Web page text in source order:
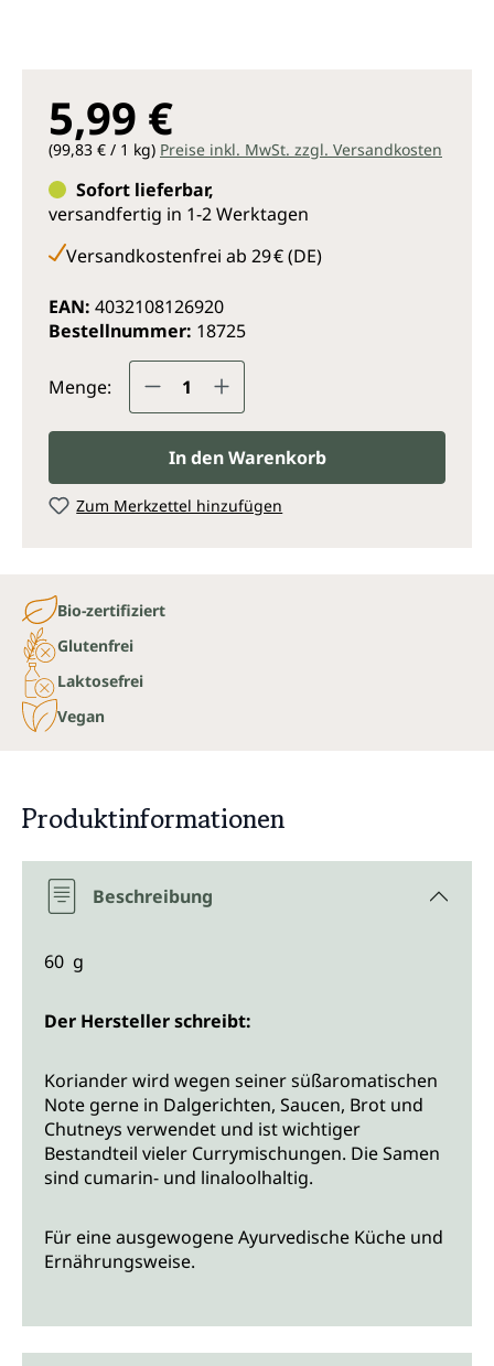
5,99 €
(99,83 € / 1 kg) Preise inkl. MwSt. zzgl. Versandkosten
Sofort lieferbar,
versandfertig in 1-2 Werktagen
Versandkostenfrei ab 29 € (DE)
EAN: 4032108126920
Bestellnummer: 18725
Menge: Produkt Anzahl: Gib den
In den Warenkorb
Zum Merkzettel hinzufügen
Bio-zertifiziert
Glutenfrei
Laktosefrei
Vegan
Produktinformationen
Beschreibung
60 g
Der Hersteller schreibt:
Koriander wird wegen seiner süßaromatischen
Note gerne in Dalgerichten, Saucen, Brot und
Chutneys verwendet und ist wichtiger
Bestandteil vieler Currymischungen. Die Samen
sind cumarin- und linaloolhaltig.
Für eine ausgewogene Ayurvedische Küche und
Ernährungsweise.